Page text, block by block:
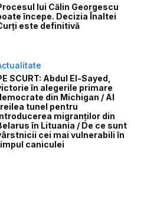
lui Călin Georgescu
începe. Decizia Înaltei
este definitivă
SCURT: Abdul El-Sayed,
în alegerile primare
din Michigan / Al
tunel pentru
migranților din
în Lituania / De ce sunt
cei mai vulnerabili în
caniculei